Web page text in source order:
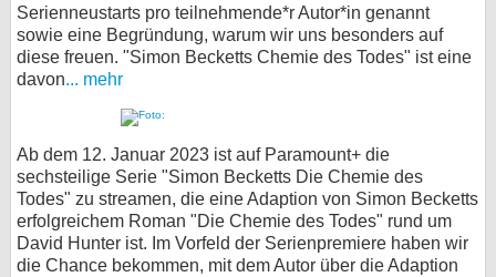
Serienneustarts pro teilnehmende*r Autor*in genannt
sowie eine Begründung, warum wir uns besonders auf
diese freuen. "Simon Becketts Chemie des Todes" ist eine
davon... mehr
Ab dem 12. Januar 2023 ist auf Paramount+ die
sechsteilige Serie "Simon Becketts Die Chemie des
Todes" zu streamen, die eine Adaption von Simon Becketts
erfolgreichem Roman "Die Chemie des Todes" rund um
David Hunter ist. Im Vorfeld der Serienpremiere haben wir
die Chance bekommen, mit dem Autor über die Adaption